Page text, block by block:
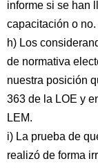
informe si se han
capacitación o no.
h) Los
de normativa
nuestra posición
363 de la LOE y
LEM.
i) La prueba de
realizó de forma